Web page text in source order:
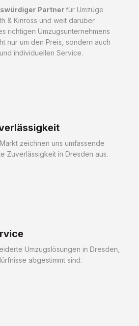
Partnerfür Umzüge
& Kinross und weit darüber
richtigen Umzugsunternehmens
nur um den Preis, sondern auch
individuellen Service.
zeichnen uns umfassende
Zuverlässigkeit in Dresden aus.
Umzugslösungen in Dresden,
abgestimmt sind.